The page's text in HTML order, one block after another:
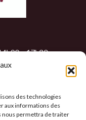
des technologies
aux informations des
nous permettra de traiter
– 17h30
– 17h30
– 17h30